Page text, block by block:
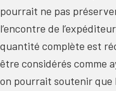
pourrait ne pas
l’encontre de
quantité complète est
être considérés comme
on pourrait soutenir que